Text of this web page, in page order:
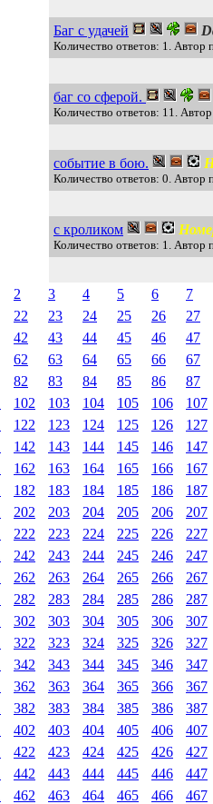
Баг с удачей
Количество ответов: 1. Автор
баг со сферой.
Количество ответов: 11.
событие в бою.
Количество ответов: 0. Автор
с кроликом
Количество ответов: 1. Автор
2 3 4 5 6 7
22 23 24 25 26 27
42 43 44 45 46 47
62 63 64 65 66 67
82 83 84 85 86 87
102 103 104 105 106 107
122 123 124 125 126 127
142 143 144 145 146 147
162 163 164 165 166 167
182 183 184 185 186 187
202 203 204 205 206 207
222 223 224 225 226 227
242 243 244 245 246 247
262 263 264 265 266 267
282 283 284 285 286 287
302 303 304 305 306 307
322 323 324 325 326 327
342 343 344 345 346 347
362 363 364 365 366 367
382 383 384 385 386 387
402 403 404 405 406 407
422 423 424 425 426 427
442 443 444 445 446 447
462 463 464 465 466 467